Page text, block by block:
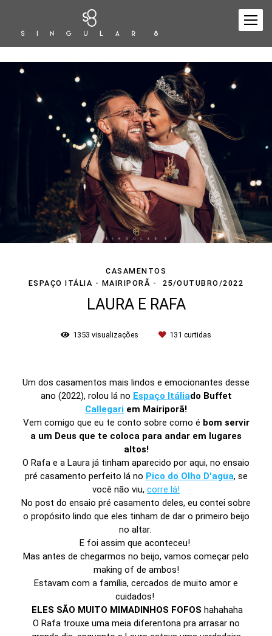
CASAMENTOS
ESPAÇO ITÁLIA - MAIRIPORÃ
25/OUTUBRO/2022
LAURA E RAFA
1353 visualizações 131 curtidas
Um dos casamentos mais lindos e emocionantes desse
ano (2022), rolou lá no Espaço Itáliado Buffet
Callegari em Mairiporã!
Vem comigo que eu te conto sobre como é bom servir
a um Deus que te coloca para andar em lugares
altos!
O Rafa e a Laura já tinham aparecido por aqui, no ensaio
pré casamento perfeito lá no Pico do Olho D'agua, se
você não viu, corre lá!
No post do ensaio pré casamento deles, eu contei sobre
o propósito lindo que eles tinham de dar o primeiro beijo
no altar.
E foi assim que aconteceu!
Mas antes de chegarmos no beijo, vamos começar pelo
making of de ambos!
Estavam com a família, cercados de muito amor e
cuidados!
ELES SÃO MUITO MIMADINHOS FOFOS hahahaha
O Rafa trouxe uma meia diferentona pra arrasar no